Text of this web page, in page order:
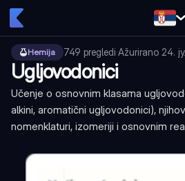
Hemija 749 pregledi·Ažurirano 24.
Ugljovodonici
Učenje o osnovnim klasama
alkini, aromatični ugljovodonici),
nomenklaturi, izomeriji i osnovnim